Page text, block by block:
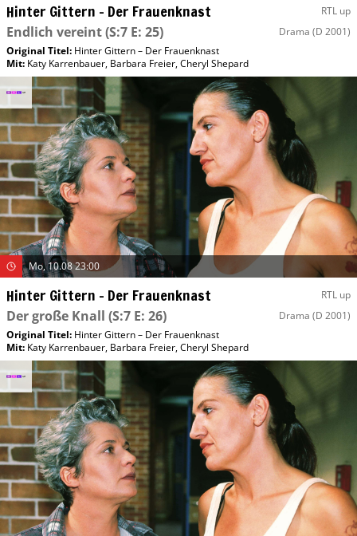
Hinter Gittern – Der Frauenknast RTL up
Endlich vereint(S:7 E: 25) Drama (D 2001)
Original Titel: Hinter Gittern – Der Frauenknast
Mit: Katy Karrenbauer, Barbara Freier,Cheryl Shepard
Mo, 10.08 23:00
Hinter Gittern – Der Frauenknast RTL up
Der große Knall (S:7 E: 26) Drama (D 2001)
Original Titel: Hinter Gittern – Der Frauenknast
Mit: Katy Karrenbauer, Barbara Freier,Cheryl Shepard